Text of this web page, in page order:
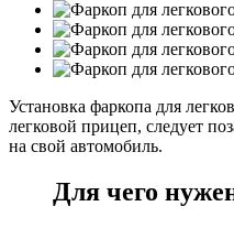
Установка фаркопа для
легковой прицеп, следует
на свой автомобиль.
Для чего